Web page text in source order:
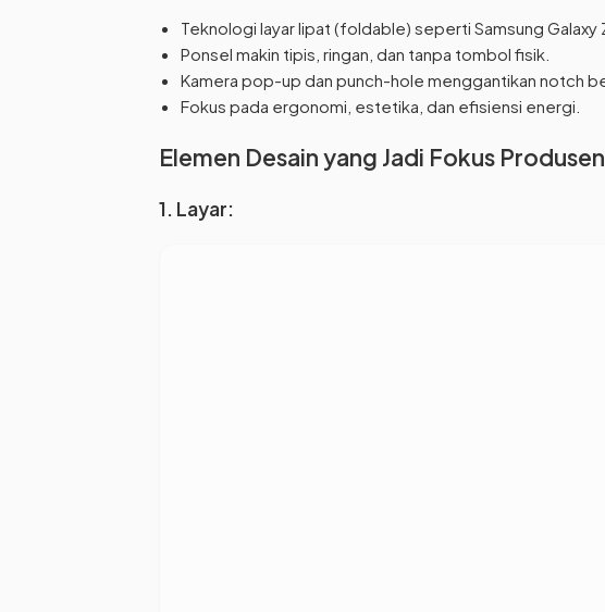
Teknologi layar lipat (foldable) seperti Samsung Galaxy
Ponsel makin tipis, ringan, dan tanpa tombol fisik.
Kamera pop-up dan punch-hole menggantikan notch
Fokus pada ergonomi, estetika, dan efisiensi energi.
Elemen Desain yang Jadi Fokus Produsen
1. Layar: